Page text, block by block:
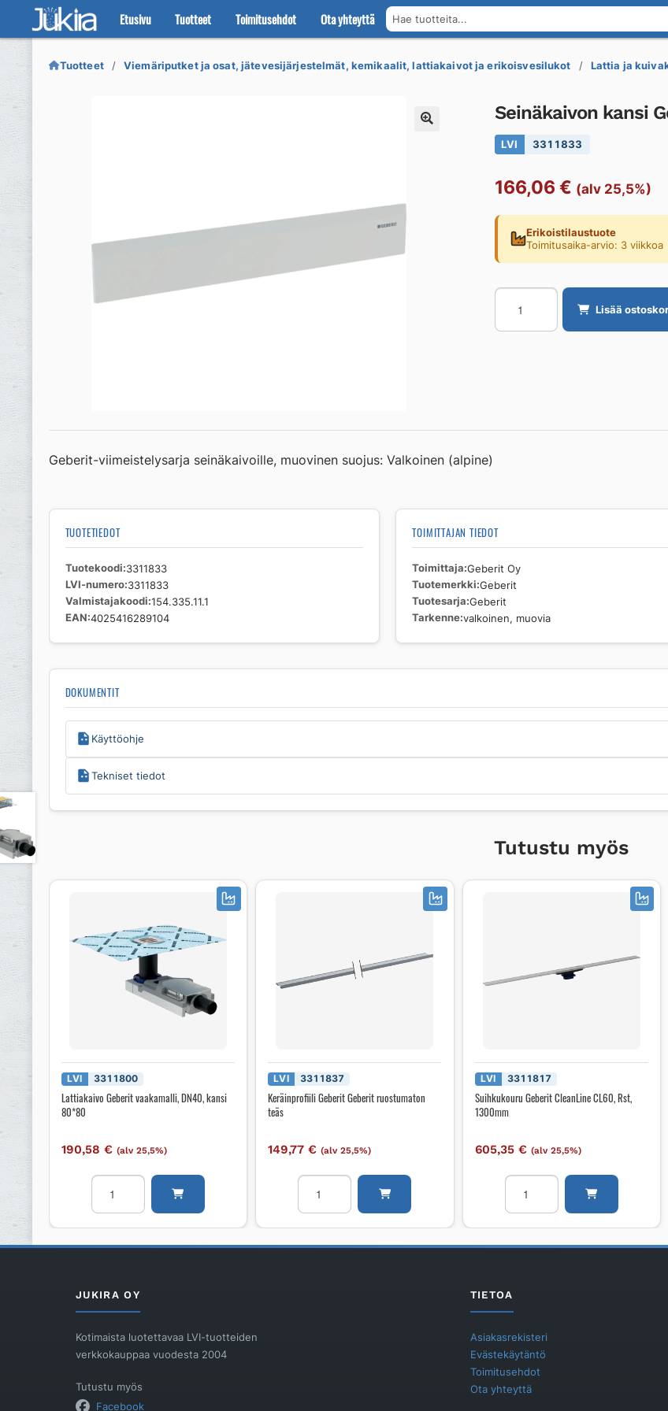
Etusivu Tuotteet Toimitusehdot Ota yhteyttä Hae tuotteita...
Siirry
navigointiin
Siirry
sisältöön
Tuotteet Viemäriputket ja osat, jätevesijärjestelmät, kemikaalit, lattiakaivot ja erikoisvesilukot Lattia ja
Seinäkaivon kansi
LVI 3311833
166,06 € (alv 25,5%)
Erikoistilaustuote
Toimitusaika-arvio: 3 viikkoa
Seinäkaivon
kansi
Geberit
Lisää
Geberit-viimeistelysarja seinäkaivoille, muovinen suojus: Valkoinen (alpine)
TUOTETIEDOT
Tuotekoodi 3311833
LVI-numero 3311833
Valmistajakoodi 154.335.11.1
EAN 4025416289104
TOIMITTAJAN TIEDOT
Toimittaja Geberit Oy
Tuotemerkki Geberit
Tuotesarja Geberit
Tarkenne valkoinen, muovia
DOKUMENTIT
Käyttöohje
Tekniset tiedot
Tutustu myös
LVI 3311800
Lattiakaivo Geberit vaakamalli, DN40, kansi
80*80
190,58€ (alv 25,5%)
Lattiakaivo
Geberit
vaakamalli,
kansi
LVI 3311837
Keräinprofiili Geberit Geberit ruostumaton
teäs
149,77€ (alv 25,5%)
Keräinprofiili
Geberit
Geberit
teäs
LVI 3311817
Suihkukouru Geberit CleanLine CL60, Rst,
1300mm
605,35 € (alv 25,5%)
Suihkukouru
Geberit
CleanLine
Rst,
JUKIRA OY
Kotimaista luotettavaa LVI-tuotteiden
verkkokauppaa vuodesta 2004
Tutustu myös
Facebook
TIETOA
Asiakasrekisteri
Evästekäytäntö
Toimitusehdot
Ota yhteyttä